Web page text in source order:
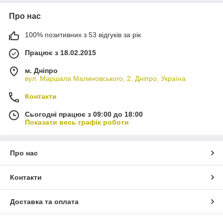
Про нас
100% позитивних з 53 відгуків за рік
Працює з 18.02.2015
м. Дніпро
вул. Маршала Малиновського, 2, Дніпро, Україна
Контакти
Сьогодні працює з 09:00 до 18:00
Показати весь графік роботи
Про нас
Контакти
Доставка та оплата